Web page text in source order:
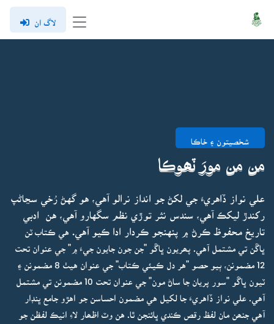
لاگ ان
شخصيتون ۽ خاڪا
من من مورَ ٽھوڪا
علي نواز ڏاهريءَ جي لکڻ جو انداز نرالو آهي، هو گهڻ رُخي سڃاڻپ
رکندڙ ليکڪ آهي، سندس نثر توڙي نظم سگهارو آهي، هن ادبي
تاريخ محفوظ ڪرڻ ۾ پنهنجو ڪردار ادا ڪيو آهي. هي ڪتاب ٽن
ڀاڱن تي مشتمل آهي. پھريون ڀاڱو "جن جون جايون جيءَ ۾" جي عنوان تحت
ٽيون ڀاڱو "سور پريان جا ساڻ مون" جي عنوان تحت 10 مضمونن تي مشتمل
آهي. علي نواز ڏاهريءَ جا لکيل هي مضمون احساسن جو اهڙو جامع ڀنڊار
آهي جنھن مان لفظ رقص ڪندي ڀائنجن ٿا. هن وٽ اظھار لاءِ انيڪ لفظن جو